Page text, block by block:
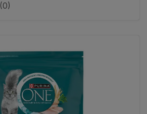
(0)